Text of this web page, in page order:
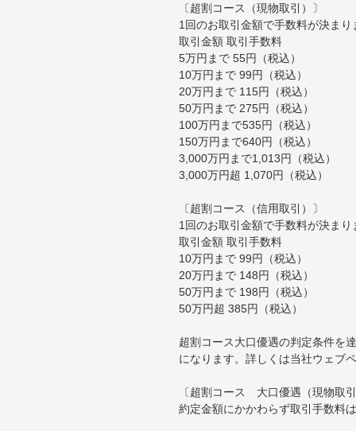
〔超割コース（現物取引）〕
1回のお取引金額で手数料が決まり
取引金額 取引手数料
5万円まで 55円（税込）
10万円まで 99円（税込）
20万円まで 115円（税込）
50万円まで 275円（税込）
100万円まで535円（税込）
150万円まで640円（税込）
3,000万円まで1,013円（税込）
3,000万円超 1,070円（税込）
〔超割コース（信用取引）〕
1回のお取引金額で手数料が決まり
取引金額 取引手数料
10万円まで 99円（税込）
20万円まで 148円（税込）
50万円まで 198円（税込）
50万円超 385円（税込）
超割コース大口優遇の判定条件を
になります。詳しくは当社ウェブ
〔超割コース 大口優遇（現物取
約定金額にかかわらず取引手数料